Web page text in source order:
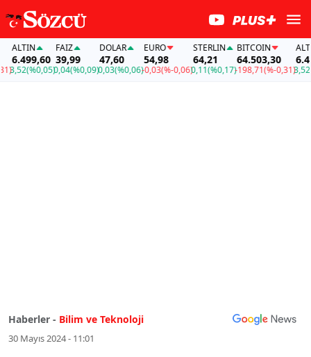
ALTIN
6.499,60
(%0,05)
FAİZ
39,99
0,04(%0,09)
DOLAR
47,60
0,03(%0,06)
EURO
54,98
-0,03(%-0,06)
STERLIN
64,21
0,11(%0,17)
BITCOIN
64.503,30
-198,71(%-0,31)
ALTIN
3,52
Haberler - Bilim ve Teknoloji
30 Mayıs 2024 - 11:01